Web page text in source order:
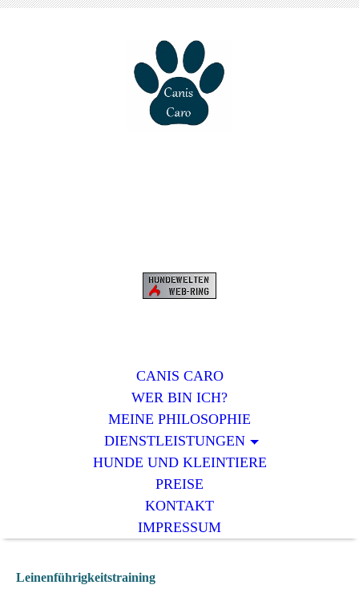
CANIS CARO
WER BIN ICH?
MEINE PHILOSOPHIE
DIENSTLEISTUNGEN
HUNDE UND KLEINTIERE
PREISE
KONTAKT
IMPRESSUM
Leinenführigkeitstraining